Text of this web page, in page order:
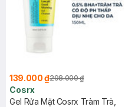
139.000 ₫298.000 ₫
Cosrx
Gel Rửa Mặt Cosrx Tràm Trà,